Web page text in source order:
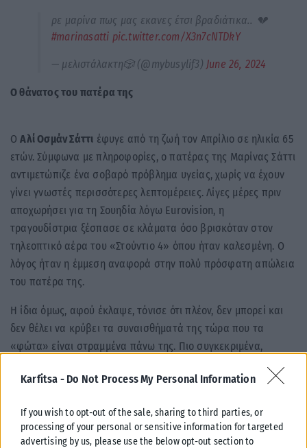
Karfitsa - Do Not Process My Personal Information
If you wish to opt-out of the sale, sharing to third parties, or
processing of your personal or sensitive information for targeted
advertising by us, please use the below opt-out section to
ρε μαρίνα πως μας εκανες έτσι βραδιάτικα.. 💔
#marinasatti pic.twitter.com/X3n7cNTDkY
— μελιστάλακτη🎲 (@mybusylif3) June 26, 2024
Ο θάνατος του πατέρα της
ΟΑλί Οσμάν Σάττι έφυγε από τη ζωή τον Απρίλιο σε ηλικία 65
ετών. Σύμφωνα με πληροφορίες, ο πατέρας της Μαρίνας Σάττι
αντιμετώπιζε ένα σοβαρό πρόβλημα υγείας, χωρίς να έχουν
γίνει γνωστές περισσότερες λεπτομέρειες. Λίγες μέρες πριν
αποχωρήσει για τη Σουηδία λόγω Eurovision, η
τραγουδίστρια ξέσπασε σε κλάματα όσο βρισκόταν στον
τηλεοπτικό αέρα του «Στούντιο 4» όπου ήταν καλεσμένη. Ο
λόγος ήταν η έμμεση αναφορά στην πολύ πρόσφατη απώλεια
του πατέρα της.
Η ίδια όμως, αφού έκλαψε, τόνισε ότι πλέον, δεν μπορεί και
δεν θέλει να κρύβει τα συναισθήματά της τώρα που τα
«φώτα» είναι στραμμένα πάνω της. Πιο συγκεκριμένα,
Να πω μόνο αυτό: Επειδή όλα αυτά συμβαίνουν
πλέον μπροστά στον κόσμο – ρεζίλι τέλος πάντων – όλα αυτά
να κρύψω, τίποτα, αποφάσισα να είμαι πια τελείως ανοιχτή
και να πηγαίνω με αυτό».